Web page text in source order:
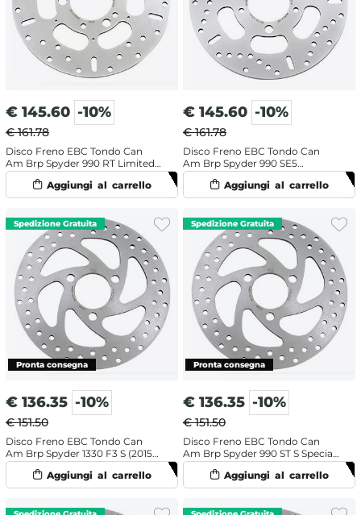
€ 145.60 -10%
€ 161.78
Disco Freno EBC Tondo Can
Am Brp Spyder 990 RT Limited
(2011-2012) Posteriore
€ 145.60 -10%
€ 161.78
Disco Freno EBC Tondo Can
Am Brp Spyder 990 SE5
Roadster (2008-2009) Anteriore
€ 136.35 -10%
€ 151.50
Disco Freno EBC Tondo Can
Am Brp Spyder 1330 F3 S (2015-
2017) Anteriore
€ 136.35 -10%
€ 151.50
Disco Freno EBC Tondo Can
Am Brp Spyder 990 ST S Special
Edition (2013-2015) Anteriore